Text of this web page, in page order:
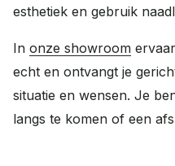
esthetiek en gebruik
In onze showroom
echt en ontvangt je
situatie en wensen. Je
langs te komen of een